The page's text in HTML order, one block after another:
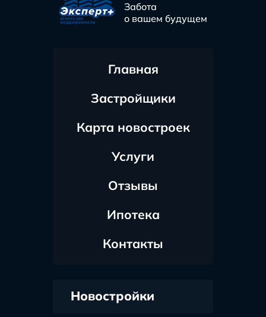
Забота
о вашем будущем
Главная
Застройщики
Карта новостроек
Услуги
Отзывы
Ипотека
Контакты
Новостройки